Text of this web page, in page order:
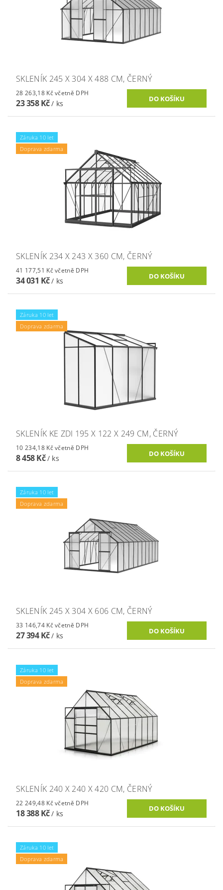
SKLENÍK 245 X 304 X 488 CM, ČERNÝ
28 263,18 Kč včetně DPH
23 358 Kč/ ks
Záruka 10 let
Doprava zdarma
SKLENÍK 234 X 243 X 360 CM, ČERNÝ
41 177,51 Kč včetně DPH
34 031 Kč/ ks
Záruka 10 let
Doprava zdarma
SKLENÍK KE ZDI 195 X 122 X 249 CM, ČERNÝ
10 234,18 Kč včetně DPH
8 458 Kč/ ks
Záruka 10 let
Doprava zdarma
SKLENÍK 245 X 304 X 606 CM, ČERNÝ
33 146,74 Kč včetně DPH
27 394 Kč/ ks
Záruka 10 let
Doprava zdarma
SKLENÍK 240 X 240 X 420 CM, ČERNÝ
22 249,48 Kč včetně DPH
18 388 Kč/ ks
Záruka 10 let
Doprava zdarma